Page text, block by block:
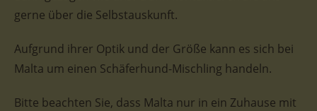
gerne über die Selbstauskunft.
Aufgrund ihrer Optik und der Größe kann es sich bei
Malta um einen Schäferhund-Mischling handeln.
Bitte beachten Sie, dass Malta nur in ein Zuhause mit